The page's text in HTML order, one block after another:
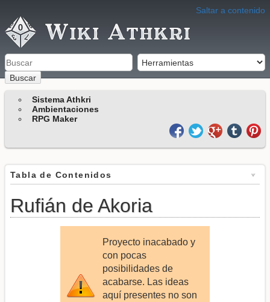
Saltar a contenido
Buscar
Sistema Athkri
Ambientaciones
RPG Maker
Tabla de Contenidos
Rufián de Akoria
Proyecto inacabado y
con pocas
posibilidades de
acabarse. Las ideas
aquí presentes no son